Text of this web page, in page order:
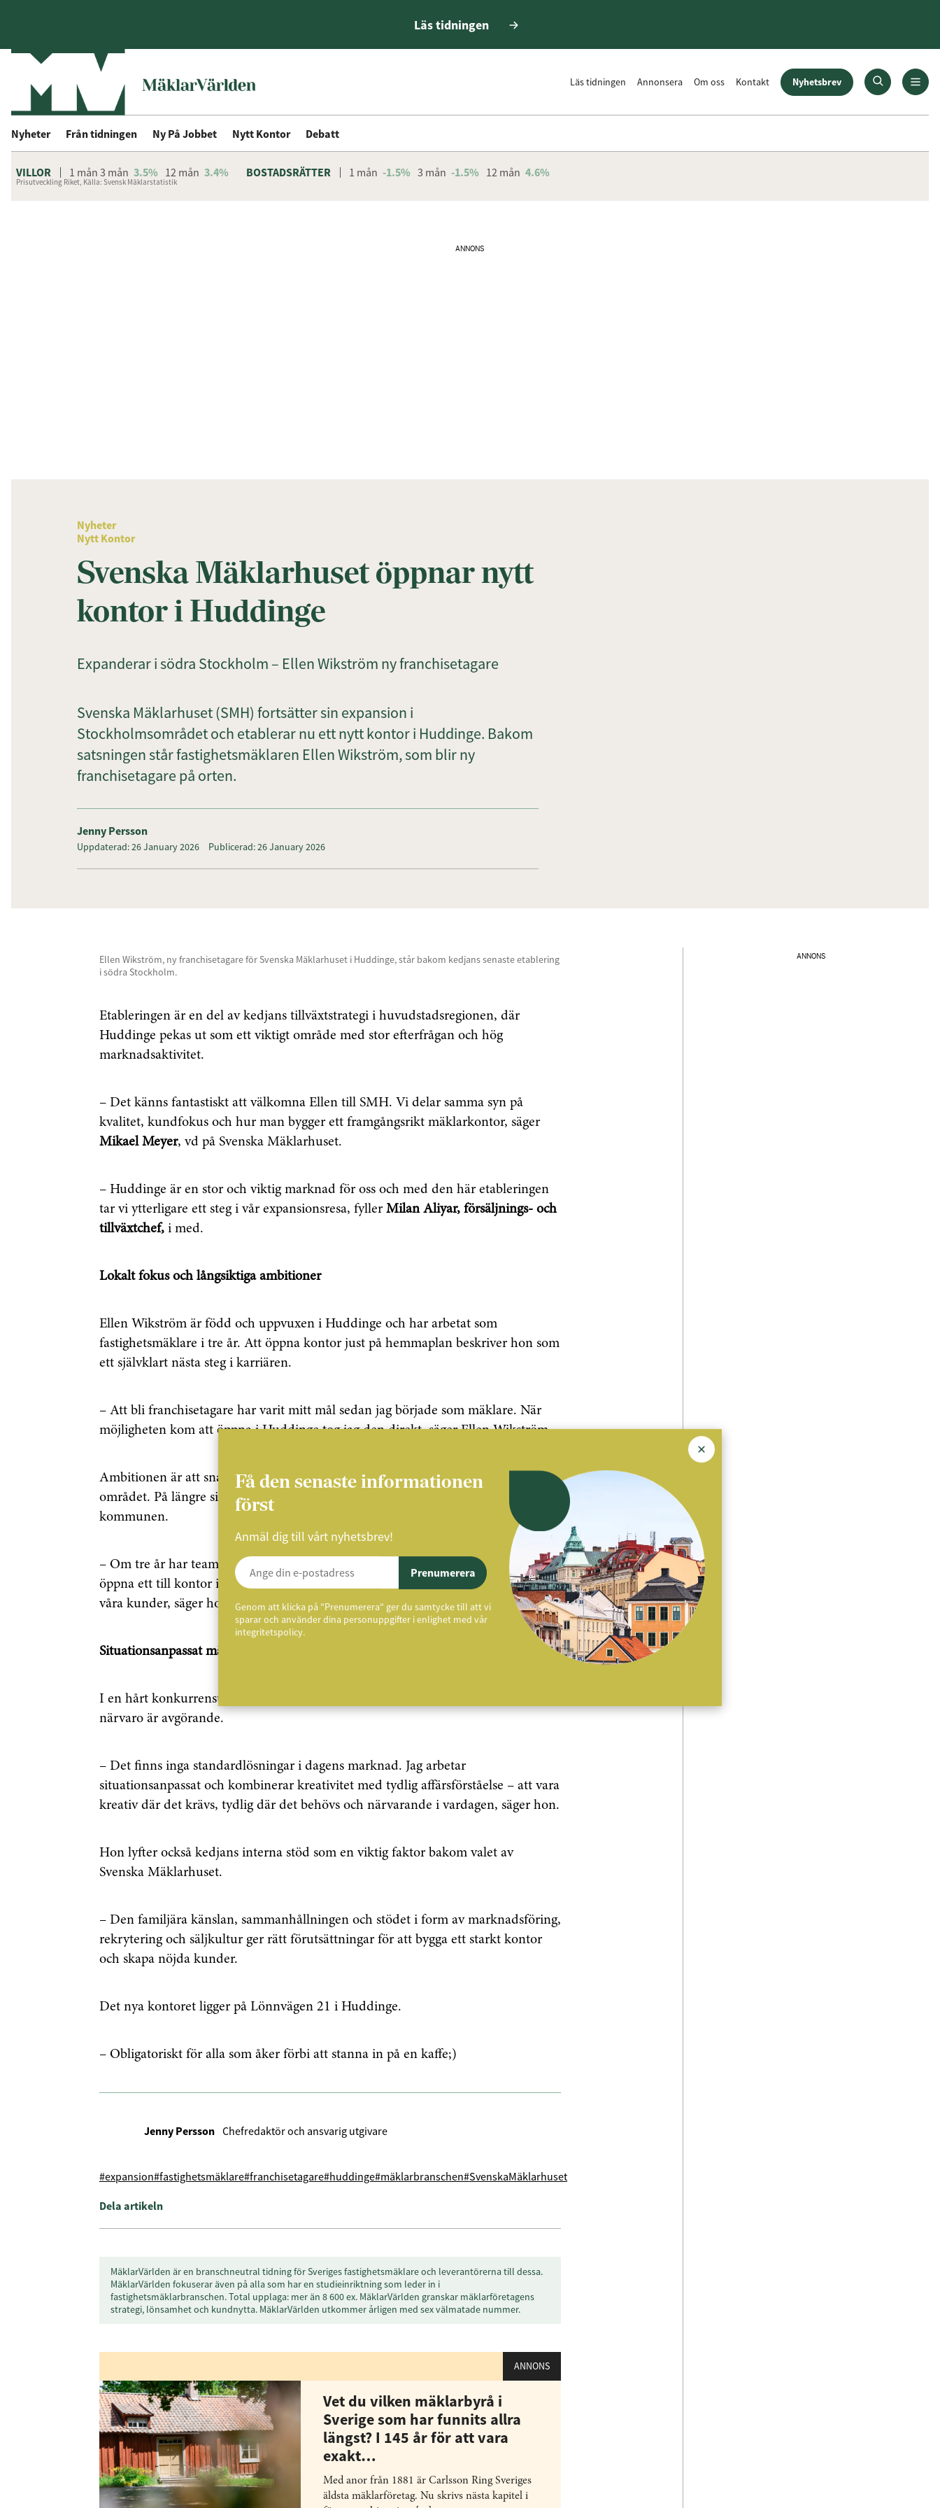
Läs tidningen
Läs tidningen Annonsera Om oss Kontakt Nyhetsbrev
Nyheter Från tidningen Ny På Jobbet Nytt Kontor Debatt
VILLOR 1 mån 3 mån 3.5% 12 mån 3.4% BOSTADSRÄTTER 1 mån -1.5% 3 mån -1.5% 12 mån 4.6%
Prisutveckling Riket, Källa: Svensk Mäklarstatistik
ANNONS
Nyheter
Nytt Kontor
Svenska Mäklarhuset öppnar nytt
kontor i Huddinge
Expanderar i södra Stockholm – Ellen Wikström ny franchisetagare
Svenska Mäklarhuset (SMH) fortsätter sin expansion i
Stockholmsområdet och etablerar nu ett nytt kontor i Huddinge. Bakom
satsningen står fastighetsmäklaren Ellen Wikström, som blir ny
franchisetagare på orten.
Jenny Persson
Uppdaterad: 26 January 2026 Publicerad: 26 January 2026
Ellen Wikström, ny franchisetagare för Svenska Mäklarhuset i Huddinge, står bakom kedjans senaste etablering
i södra Stockholm.
Etableringen är en del av kedjans tillväxtstrategi i huvudstadsregionen, där
Huddinge pekas ut som ett viktigt område med stor efterfrågan och hög
marknadsaktivitet.
– Det känns fantastiskt att välkomna Ellen till SMH. Vi delar samma syn på
kvalitet, kundfokus och hur man bygger ett framgångsrikt mäklarkontor, säger
Mikael Meyer, vd på Svenska Mäklarhuset.
– Huddinge är en stor och viktig marknad för oss och med den här etableringen
tar vi ytterligare ett steg i vår expansionsresa, fyller Milan Aliyar, försäljnings- och
tillväxtchef, i med.
Lokalt fokus och långsiktiga ambitioner
Ellen Wikström är född och uppvuxen i Huddinge och har arbetat som
fastighetsmäklare i tre år. Att öppna kontor just på hemmaplan beskriver hon som
ett självklart nästa steg i karriären.
– Att bli franchisetagare har varit mitt mål sedan jag började som mäklare. När
möjligheten kom att öppna i Huddinge tog jag den direkt, säger Ellen Wikström.
Ambitionen är att snabbt bygga ett starkt lokalt team och ta marknadsandelar i
området. På längre sikt finns även planer på ytterligare etablering inom
kommunen.
– Om tre år har teamet vuxit och vi har stärkt vår position. Jag siktar också på att
öppna ett till kontor i andra delen av området för att bli ännu mer tillgängliga för
våra kunder, säger hon.
Situationsanpassat mäkleri i konkurrensutsatt marknad
I en hårt konkurrensutsatt marknad menar Ellen Wikström att flexibilitet och
närvaro är avgörande.
– Det finns inga standardlösningar i dagens marknad. Jag arbetar
situationsanpassat och kombinerar kreativitet med tydlig affärsförståelse – att vara
kreativ där det krävs, tydlig där det behövs och närvarande i vardagen, säger hon.
Hon lyfter också kedjans interna stöd som en viktig faktor bakom valet av
Svenska Mäklarhuset.
– Den familjära känslan, sammanhållningen och stödet i form av marknadsföring,
rekrytering och säljkultur ger rätt förutsättningar för att bygga ett starkt kontor
och skapa nöjda kunder.
Det nya kontoret ligger på Lönnvägen 21 i Huddinge.
– Obligatoriskt för alla som åker förbi att stanna in på en kaffe;)
Jenny Persson Chefredaktör och ansvarig utgivare
#expansion#fastighetsmäklare#franchisetagare#huddinge#mäklarbranschen#SvenskaMäklarhuset
Dela artikeln
MäklarVärlden är en branschneutral tidning för Sveriges fastighetsmäklare och leverantörerna till dessa.
MäklarVärlden fokuserar även på alla som har en studieinriktning som leder in i
fastighetsmäklarbranschen. Total upplaga: mer än 8 600 ex. MäklarVärlden granskar mäklarföretagens
strategi, lönsamhet och kundnytta. MäklarVärlden utkommer årligen med sex välmatade nummer.
ANNONS
Vet du vilken mäklarbyrå i
Sverige som har funnits allra
längst? I 145 år för att vara
exakt…
Med anor från 1881 är Carlsson Ring Sveriges
äldsta mäklarföretag. Nu skrivs nästa kapitel i
ANNONS
Få den senaste informationen
först
Anmäl dig till vårt nyhetsbrev!
Prenumerera
Genom att klicka på "Prenumerera" ger du samtycke till att vi
sparar och använder dina personuppgifter i enlighet med vår
integritetspolicy.